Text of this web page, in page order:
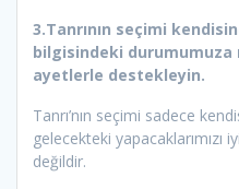
3.Tanrının seçimi
bilgisindeki durumumuza
ayetlerle destekleyin.
Tanrı’nın seçimi sadece
gelecekteki yapacaklarımızı
değildir.